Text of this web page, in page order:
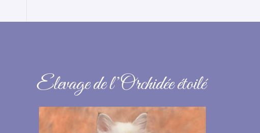
Elevage de l’Orchidée étoilé